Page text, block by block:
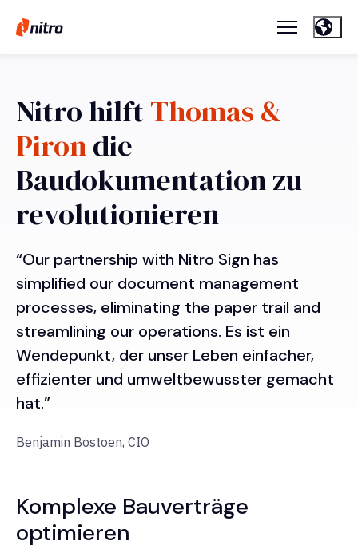
Nitro hilft Thomas &
Pirondie
Baudokumentation zu
revolutionieren
“Our partnership with Nitro Sign has
simplified our document management
processes, eliminating the paper trail and
streamlining our operations. Es ist ein
Wendepunkt, der unser Leben einfacher,
effizienter und umweltbewusster gemacht
hat.”
Benjamin Bostoen, CIO
Komplexe Bauverträge
optimieren